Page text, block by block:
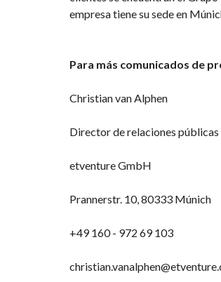
empresa tiene su sede en
Para más comunicados de
Christian van Alphen
Director de relaciones públicas
etventure GmbH
Prannerstr. 10, 80333 Múnich
+49 160 - 972 69 103